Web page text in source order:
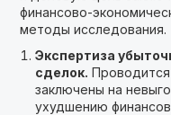
финансово-
методы исследования.
Экспертиза
сделок. Проводится
заключены на
ухудшению